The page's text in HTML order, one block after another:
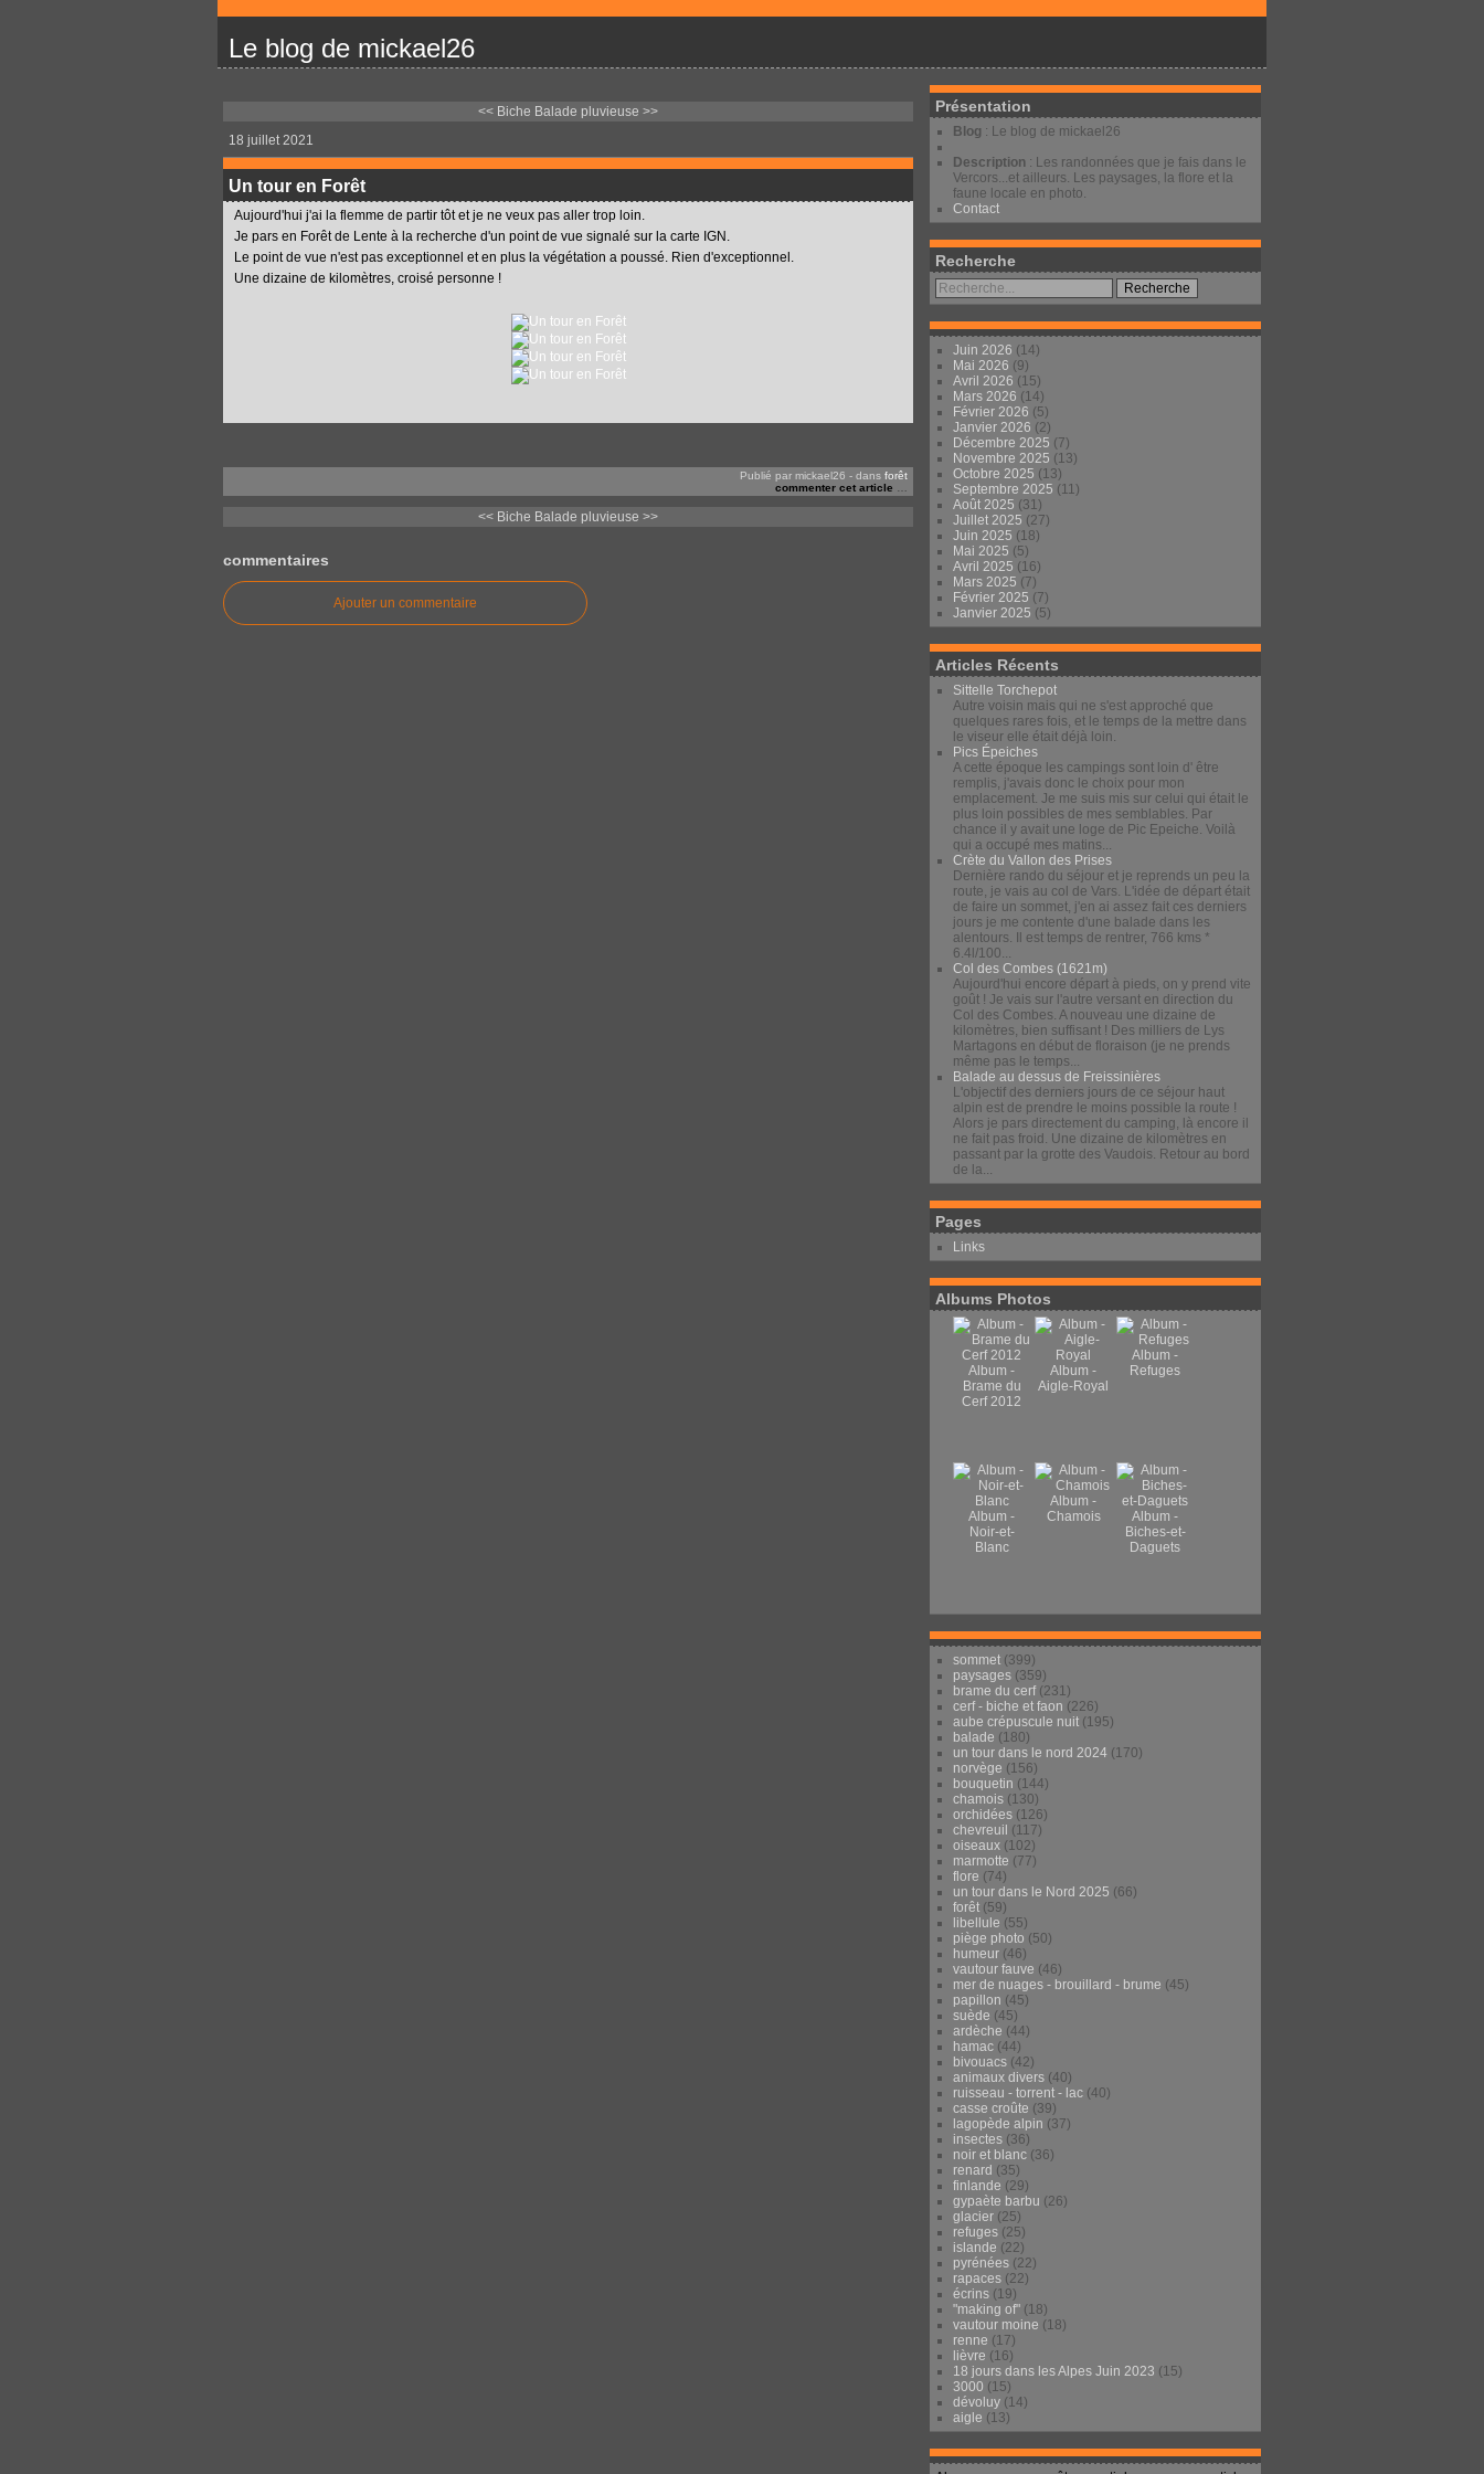
Le blog de mickael26
<< Biche Balade pluvieuse >>
18 juillet 2021
Un tour en Forêt
Aujourd'hui j'ai la flemme de partir tôt et je ne veux pas aller trop loin.
Je pars en Forêt de Lente à la recherche d'un point de vue signalé sur la carte IGN.
Le point de vue n'est pas exceptionnel et en plus la végétation a poussé. Rien d'exceptionnel.
Une dizaine de kilomètres, croisé personne !
Publié par mickael26 - dans forêt
commenter cet article
<< Biche Balade pluvieuse >>
commentaires
Ajouter un commentaire
Présentation
Blog : Le blog de mickael26
Description : Les randonnées que je fais dans le
Vercors...et ailleurs. Les paysages, la flore et la
faune locale en photo.
Contact
Recherche
Juin 2026 (14)
Mai 2026 (9)
Avril 2026 (15)
Mars 2026 (14)
Février 2026 (5)
Janvier 2026 (2)
Décembre 2025 (7)
Novembre 2025 (13)
Octobre 2025 (13)
Septembre 2025 (11)
Août 2025 (31)
Juillet 2025 (27)
Juin 2025 (18)
Mai 2025 (5)
Avril 2025 (16)
Mars 2025 (7)
Février 2025 (7)
Janvier 2025 (5)
Articles Récents
Sittelle Torchepot
Autre voisin mais qui ne s'est approché que
quelques rares fois, et le temps de la mettre dans
le viseur elle était déjà loin.
Pics Épeiches
A cette époque les campings sont loin d' être
remplis, j'avais donc le choix pour mon
emplacement. Je me suis mis sur celui qui était le
plus loin possibles de mes semblables. Par
chance il y avait une loge de Pic Epeiche. Voilà
qui a occupé mes matins...
Crète du Vallon des Prises
Dernière rando du séjour et je reprends un peu la
route, je vais au col de Vars. L'idée de départ était
de faire un sommet, j'en ai assez fait ces derniers
jours je me contente d'une balade dans les
alentours. Il est temps de rentrer, 766 kms *
6.4l/100...
Col des Combes (1621m)
Aujourd'hui encore départ à pieds, on y prend vite
goût ! Je vais sur l'autre versant en direction du
Col des Combes. A nouveau une dizaine de
kilomètres, bien suffisant ! Des milliers de Lys
Martagons en début de floraison (je ne prends
même pas le temps...
Balade au dessus de Freissinières
L'objectif des derniers jours de ce séjour haut
alpin est de prendre le moins possible la route !
Alors je pars directement du camping, là encore il
ne fait pas froid. Une dizaine de kilomètres en
passant par la grotte des Vaudois. Retour au bord
de la...
Pages
Links
Albums Photos
Album -
Brame du
Cerf 2012
Album -
Aigle-Royal
Album -
Refuges
Album -
Noir-et-
Blanc
Album -
Chamois
Album -
Biches-et-
Daguets
sommet (399)
paysages (359)
brame du cerf(231)
cerf - biche et faon (226)
aube crépuscule nuit (195)
balade (180)
un tour dans le nord 2024 (170)
norvège (156)
bouquetin (144)
chamois (130)
orchidées (126)
chevreuil (117)
oiseaux (102)
marmotte (77)
flore (74)
un tour dans le Nord 2025 (66)
forêt (59)
libellule (55)
piège photo (50)
humeur (46)
vautour fauve (46)
mer de nuages - brouillard - brume (45)
papillon (45)
suède (45)
ardèche (44)
hamac (44)
bivouacs (42)
animaux divers (40)
ruisseau - torrent - lac (40)
casse croûte (39)
lagopède alpin (37)
insectes (36)
noir et blanc (36)
renard (35)
finlande (29)
gypaète barbu (26)
glacier (25)
refuges (25)
islande (22)
pyrénées (22)
rapaces (22)
écrins (19)
"making of" (18)
vautour moine (18)
renne (17)
lièvre (16)
18 jours dans les Alpes Juin 2023 (15)
3000 (15)
dévoluy (14)
aigle (13)